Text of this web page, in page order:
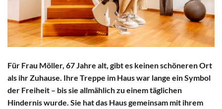
Für Frau Möller, 67 Jahre alt, gibt es keinen schöneren Ort
als ihr Zuhause. Ihre Treppe im Haus war lange ein Symbol
der Freiheit – bis sie allmählich zu einem täglichen
Hindernis wurde. Sie hat das Haus gemeinsam mit ihrem